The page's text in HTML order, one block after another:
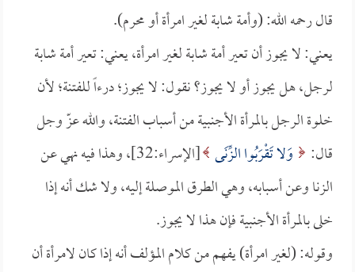
قال رحمه الله: (وأمة شابة لغير امرأة أو محرم).
يعني: لا يجوز أن تعير أمة شابة لغير امرأة، يعني: تعير أمة شابة
لرجل، هل يجوز أو لا يجوز؟ نقول: لا يجوز؛ درءاً للفتنة؛ لأن
خلوة الرجل بالمرأة الأجنبية من أسباب الفتنة، والله عزّ وجل
قال:
وَلا تَقْرَبُوا الزِّنَى
[الإسراء:32]، وهذا فيه نهي عن
الزنا وعن أسبابه، وهي الطرق الموصلة إليه، ولا شك أنه إذا
خلى بالمرأة الأجنبية فإن هذا لا يجوز.
وقوله: (لغير امرأة) يفهم من كلام المؤلف أنه إذا كان لامرأة أن